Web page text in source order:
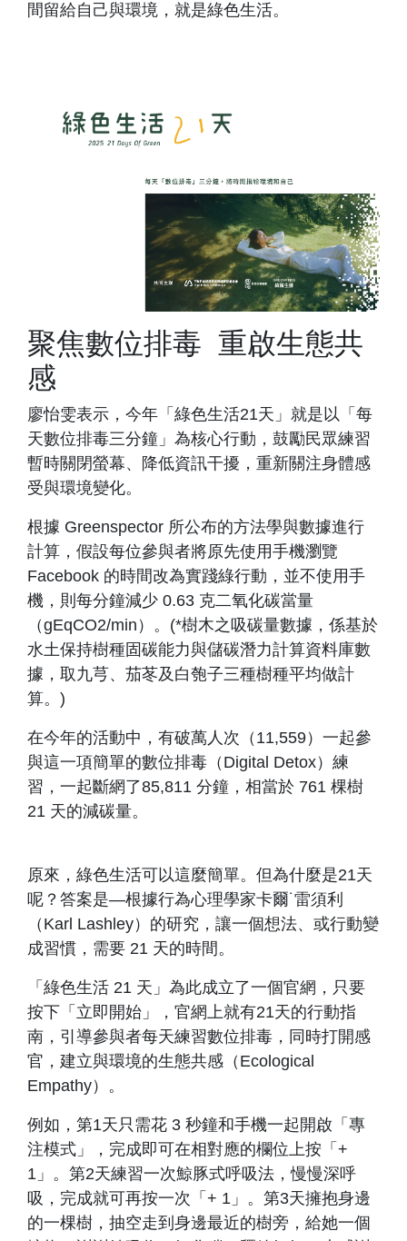
間留給自己與環境，就是綠色生活。
聚焦數位排毒 重啟生態共
感
廖怡雯表示，今年「綠色生活21天」就是以「每
天數位排毒三分鐘」為核心行動，鼓勵民眾練習
暫時關閉螢幕、降低資訊干擾，重新關注身體感
受與環境變化。
根據 Greenspector 所公布的方法學與數據進行
計算，假設每位參與者將原先使用手機瀏覽
Facebook 的時間改為實踐綠行動，並不使用手
機，則每分鐘減少 0.63 克二氧化碳當量
（gEqCO2/min）。(*樹木之吸碳量數據，係基於
水土保持樹種固碳能力與儲碳潛力計算資料庫數
據，取九芎、茄苳及白匏子三種樹種平均做計
算。)
在今年的活動中，有破萬人次（11,559）一起參
與這一項簡單的數位排毒（Digital Detox）練
習，一起斷網了85,811 分鐘，相當於 761 棵樹
21 天的減碳量。
原來，綠色生活可以這麼簡單。但為什麼是21天
呢？答案是—根據行為心理學家卡爾˙雷須利
（Karl Lashley）的研究，讓一個想法、或行動變
成習慣，需要 21 天的時間。
「綠色生活 21 天」為此成立了一個官網，只要
按下「立即開始」，官網上就有21天的行動指
南，引導參與者每天練習數位排毒，同時打開感
官，建立與環境的生態共感（Ecological
Empathy）。
例如，第1天只需花 3 秒鐘和手機一起開啟「專
注模式」，完成即可在相對應的欄位上按「+
1」。第2天練習一次鯨豚式呼吸法，慢慢深呼
吸，完成就可再按一次「+ 1」。第3天擁抱身邊
的一棵樹，抽空走到身邊最近的樹旁，給她一個